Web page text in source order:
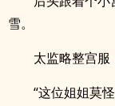
雪。
太监略整宫服
“这位姐姐莫